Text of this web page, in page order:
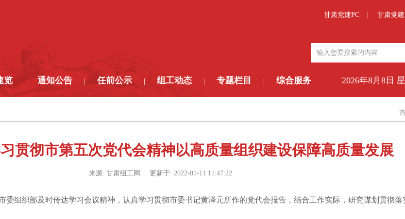
甘肃党建PC 甘肃党
览 | 通知公告 | 任前公示 | 组工动态 专题栏目 综合服务 2026年8月8日
贯彻市第五次党代会精神以高质量组织建设保障高质量发展
来源: 甘肃组工网 更新于: 2022-01-11 11:47:22
组织部及时传达学习会议精神，认真学习贯彻市委书记黄泽元所作的党代会报告，结合工作实际，研究谋划贯彻落